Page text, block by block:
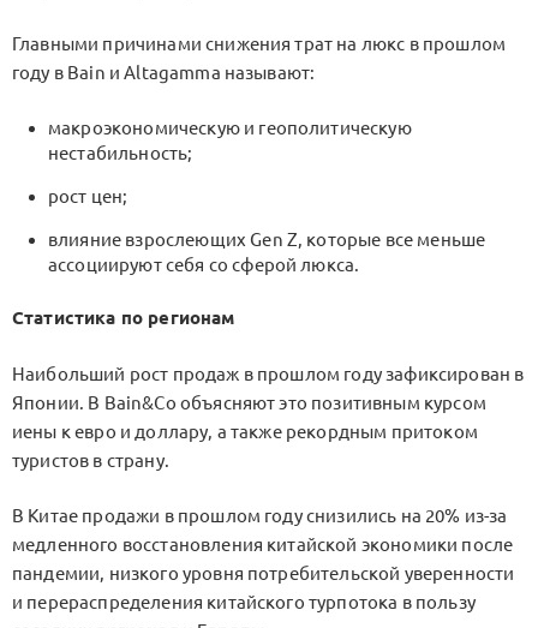
Главными причинами снижения трат на люкс в прошлом
году в Bain и Altagamma называют:
макроэкономическую и геополитическую
нестабильность;
рост цен;
влияние взрослеющих Gen Z, которые все меньше
ассоциируют себя со сферой люкса.
Статистика по регионам
Наибольший рост продаж в прошлом году зафиксирован в
Японии. В Bain&Co объясняют это позитивным курсом
иены к евро и доллару, а также рекордным притоком
туристов в страну.
В Китае продажи в прошлом году снизились на 20% из-за
медленного восстановления китайской экономики после
пандемии, низкого уровня потребительской уверенности
и перераспределения китайского турпотока в пользу